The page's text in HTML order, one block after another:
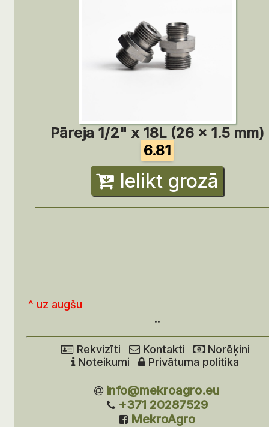
Pāreja 1/2" x 18L (26 x 1.5 mm)
6.81
Ielikt grozā
^ uz augšu
..
Rekvizīti Kontakti
Norēķini
Noteikumi
Privātuma politika
info@mekroagro.eu
+371 20287529
MekroAgro